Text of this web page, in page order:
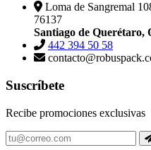
Loma de Sangremal
76137
Santiago de Querétaro,
442 394 50 58
Suscríbete
Recibe promociones exclusivas